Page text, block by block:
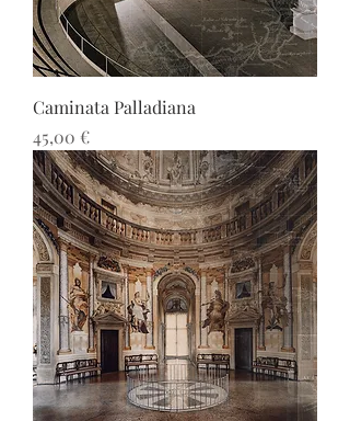
Caminata Palladiana
Precio
45,00 €